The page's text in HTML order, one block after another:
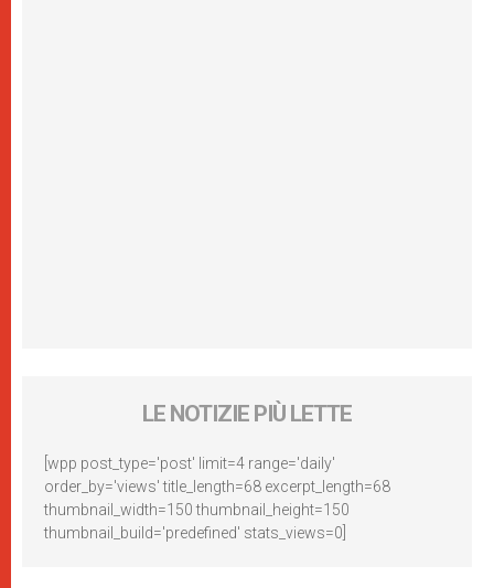
LE NOTIZIE PIÙ LETTE
[wpp post_type='post' limit=4 range='daily'
order_by='views' title_length=68 excerpt_length=68
thumbnail_width=150 thumbnail_height=150
thumbnail_build='predefined' stats_views=0]